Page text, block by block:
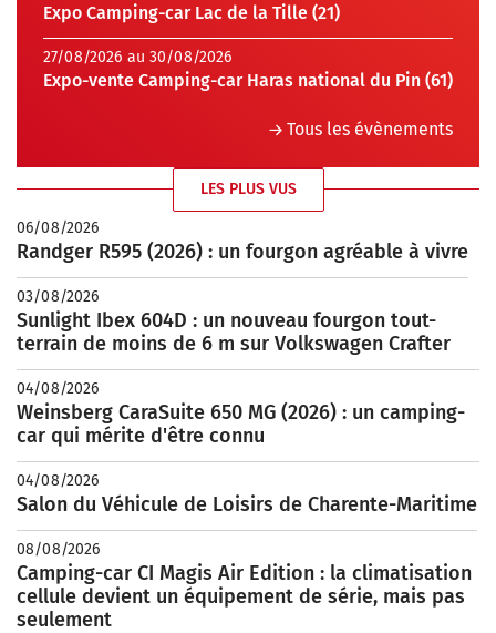
Expo Camping-car Lac de la Tille (21)
27/08/2026 au 30/08/2026
Expo-vente Camping-car Haras national du Pin (61)
Tous les évènements
LES PLUS VUS
06/08/2026
Randger R595 (2026) : un fourgon agréable à vivre
03/08/2026
Sunlight Ibex 604D : un nouveau fourgon tout-
terrain de moins de 6 m sur Volkswagen Crafter
04/08/2026
Weinsberg CaraSuite 650 MG (2026) : un camping-
car qui mérite d'être connu
04/08/2026
Salon du Véhicule de Loisirs de Charente-Maritime
08/08/2026
Camping-car CI Magis Air Edition : la climatisation
cellule devient un équipement de série, mais pas
seulement